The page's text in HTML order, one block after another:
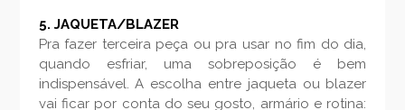
5. JAQUETA/BLAZER
Pra fazer terceira peça ou pra usar no fim do dia,
quando esfriar, uma sobreposição é bem
indispensável. A escolha entre jaqueta ou blazer
vai ficar por conta do seu gosto, armário e rotina: